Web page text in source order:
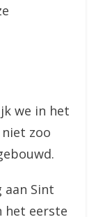
we in het
zoo
aan Sint
het eerste